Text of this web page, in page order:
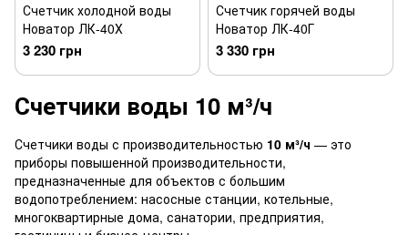
Счетчик холодной воды
Новатор ЛК-40Х
3 230 грн
Счетчик горячей воды
Новатор ЛК-40Г
3 330 грн
Счетчики воды 10 м³/ч
Счетчики воды с производительностью 10 м³/ч — это
приборы повышенной производительности,
предназначенные для объектов с большим
водопотреблением: насосные станции, котельные,
многоквартирные дома, санатории, предприятия,